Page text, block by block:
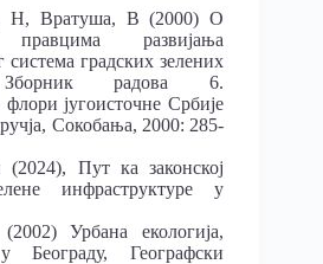
Н, Вратуша, В (2000) О
правцима развијања
градских зелених
радова 6.
југоисточне Србије
Сокобања, 2000: 285-
(2024), Пут ка законској
инфраструктуре у
Урбана екологија,
Београду, Географски